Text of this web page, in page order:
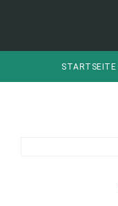
STARTSEITE